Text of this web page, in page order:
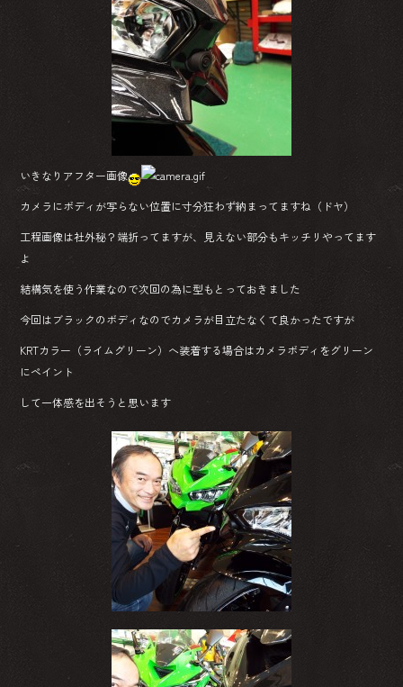
いきなりアフター画像
カメラにボディが写らない位置に寸分狂わず納まってますね（ドヤ）
工程画像は社外秘？端折ってますが、見えない部分もキッチリやってます
よ
結構気を使う作業なので次回の為に型もとっておきました
今回はブラックのボディなのでカメラが目立たなくて良かったですが
KRTカラー（ライムグリーン）へ装着する場合はカメラボディをグリーン
にペイント
して一体感を出そうと思います